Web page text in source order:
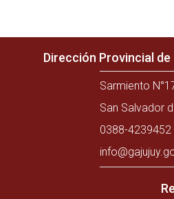
Dirección Provincial
Sarmiento
San Salvador
0388-